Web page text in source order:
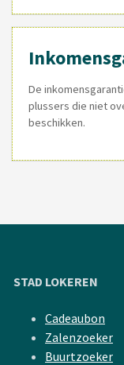
De
plussers die niet
beschikken.
STAD LOKEREN
Cadeaubon
Zalenzoeker
Buurtzoeker